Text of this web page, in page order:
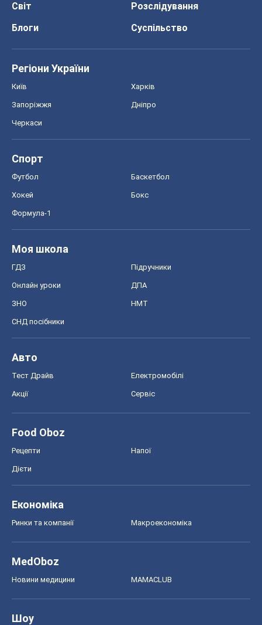
Світ
Розслідування
Блоги
Суспільство
Регіони України
Київ Харків
Запоріжжя Дніпро
Черкаси
Спорт
Футбол Баскетбол
Хокей Бокс
Формула-1
Моя школа
ГДЗ Підручники
Онлайн уроки ДПА
ЗНО НМТ
СНД посібники
Авто
Тест Драйв Електромобілі
Акції Сервіс
Food Oboz
Рецепти Напої
Дієти
Економіка
Ринки та компанії Макроекономіка
MedOboz
Новини медицини MAMACLUB
Шоу